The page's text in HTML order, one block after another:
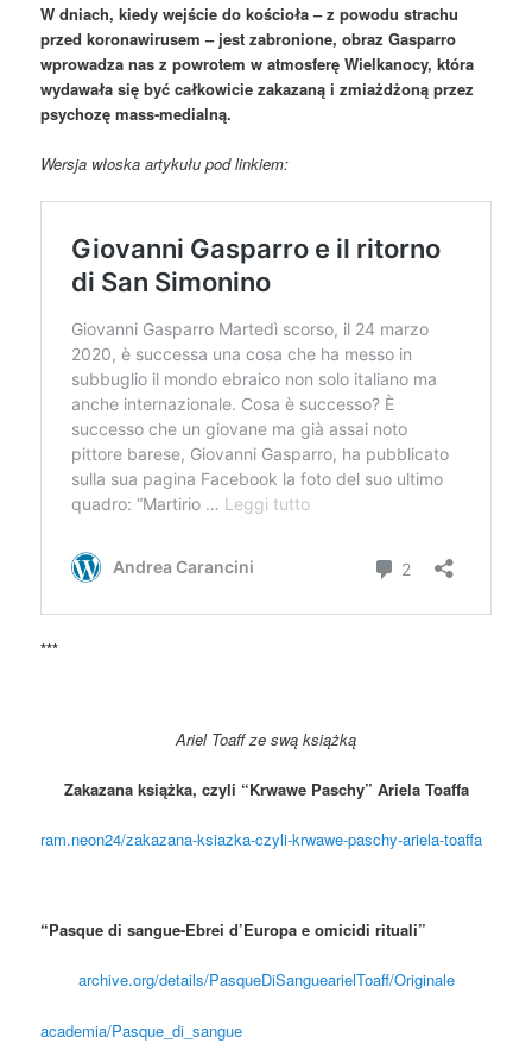
W dniach, kiedy wejście do kościoła – z powodu strachu
przed koronawirusem – jest zabronione, obraz Gasparro
wprowadza nas z powrotem w atmosferę Wielkanocy, która
wydawała się być całkowicie zakazaną i zmiażdżoną przez
psychozę mass-medialną.
Wersja włoska artykułu pod linkiem:
***
Ariel Toaff ze swą książką
Zakazana książka, czyli “Krwawe Paschy” Ariela Toaffa
ram.neon24/zakazana-ksiazka-czyli-krwawe-paschy-ariela-toaffa
“Pasque di sangue-Ebrei d’Europa e omicidi rituali”
archive.org/details/PasqueDiSanguearielToaff/Originale
academia/Pasque_di_sangue